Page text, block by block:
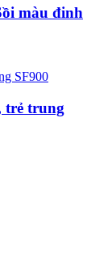
màu đinh
trẻ trung